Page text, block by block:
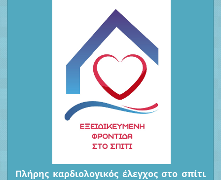
Πλήρης καρδιολογικός έλεγχος στο σπίτι